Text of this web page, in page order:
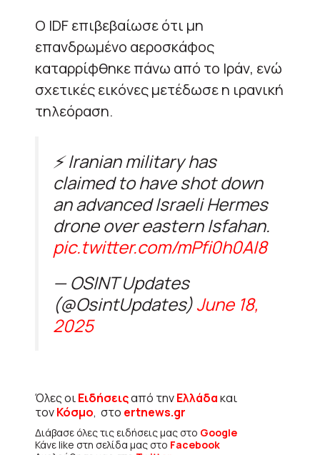
Ο IDF επιβεβαίωσε ότι μη
επανδρωμένο αεροσκάφος
καταρρίφθηκε πάνω από το Ιράν, ενώ
σχετικές εικόνες μετέδωσε η ιρανική
τηλεόραση.
⚡ Iranian military has
claimed to have shot down
an advanced Israeli Hermes
drone over eastern Isfahan.
pic.twitter.com/mPfi0h0AI8
— OSINT Updates
(@OsintUpdates)June 18,
2025
Όλες οιΕιδήσειςαπό τηνΕλλάδακαι
τονΚόσμο, στο ertnews.gr
Διάβασε όλες τις ειδήσεις μας στο Google
Κάνε like στη σελίδα μας στο Facebook